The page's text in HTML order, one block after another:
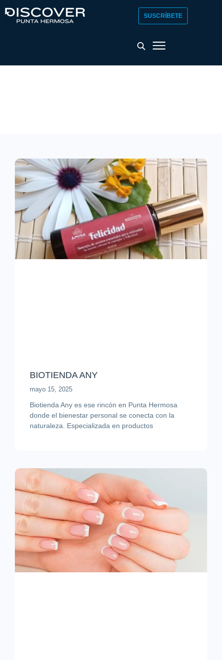
SUSCRÍBETE
BIOTIENDA ANY
mayo 15, 2025
Biotienda Any es ese rincón en Punta Hermosa
donde el bienestar personal se conecta con la
naturaleza. Especializada en productos